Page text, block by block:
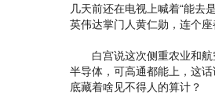
几天前还在电视上喊着“能去
英伟达掌门人黄仁勋，连个座
白宫说这次侧重农业和航
半导体，可高通都能上，这话
底藏着啥见不得人的算计？